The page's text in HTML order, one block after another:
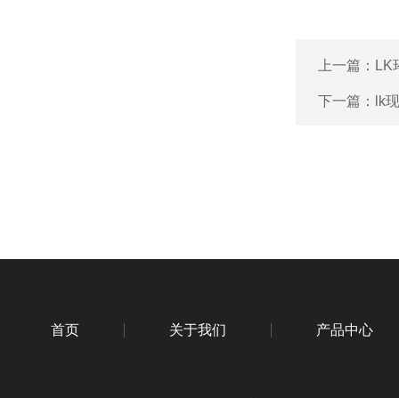
上一篇： LK
下一篇： lk
首页 关于我们 产品中心